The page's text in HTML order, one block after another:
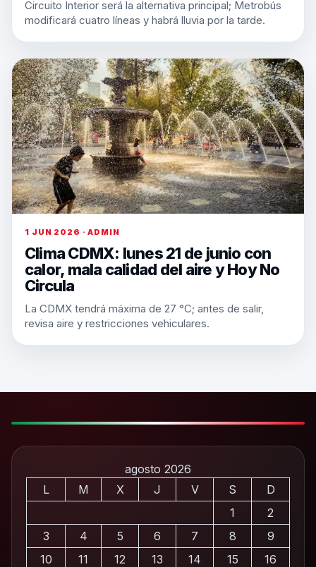
Circuito Interior será la alternativa principal; Metrobús
modificará cuatro líneas y habrá lluvia por la tarde.
1 JUN 2026 · ADMIN
Clima CDMX: lunes 21 de junio con
calor, mala calidad del aire y Hoy No
Circula
La CDMX tendrá máxima de 27 °C; antes de salir,
revisa aire y restricciones vehiculares.
agosto 2026
L
M X J V S
D
1
2
3
4 5 6 7 8
9
10
11 12 13 14 15
16